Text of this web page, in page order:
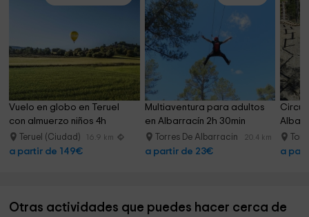
Vuelo en globo en Teruel
con almuerzo niños 4h
Teruel (Ciudad) 16.9 km
a partir de 149€
Multiaventura para adultos
en Albarracín 2h 30min
Torres De Albarracin 20.4 km
a partir de 23€ a
Otras actividades que puedes hacer cerca de